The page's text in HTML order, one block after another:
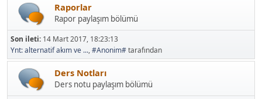
Raporlar
Rapor paylaşım bölümü
Son ileti: 14 Mart 2017, 18:23:13
Ynt: alternatif akım ve ...,#Anonim#tarafından
Ders Notları
Ders notu paylaşım bölümü